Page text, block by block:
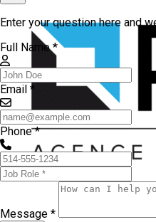
Enter your question here and
Full Name *
Email *
Phone *
Message *